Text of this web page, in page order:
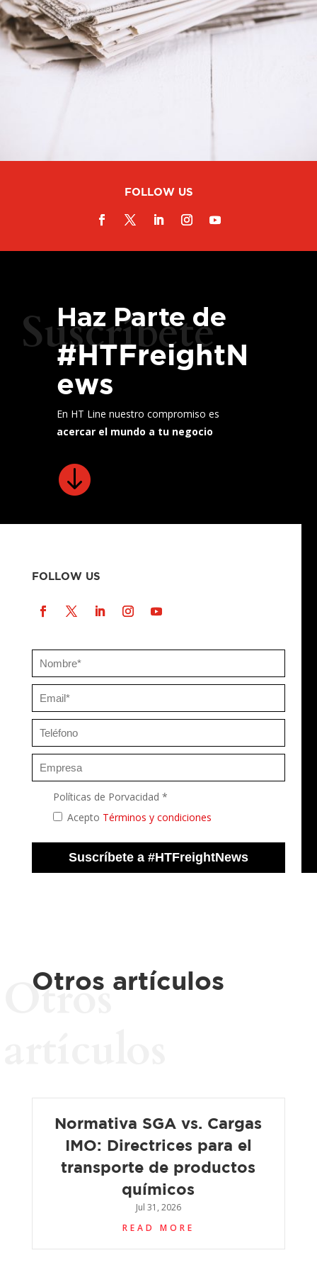
FOLLOW US
Suscríbete
Haz Parte de
#HTFreightN
ews
En HT Line nuestro compromiso es
acercar el mundo a tu negocio

FOLLOW US
Políticas de Porvacidad *
Acepto Términos y condiciones
Otros artículos
Otros
Normativa SGA vs. Cargas
IMO: Directrices para el
transporte de productos
químicos
Jul 31, 2026
READ MORE